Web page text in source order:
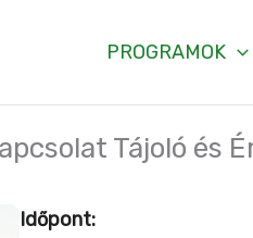
PROGRAMOK
Tájoló és
Időpont: